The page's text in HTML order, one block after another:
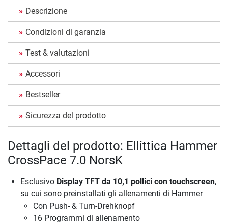
Descrizione
Condizioni di garanzia
Test & valutazioni
Accessori
Bestseller
Sicurezza del prodotto
Dettagli del prodotto: Ellittica Hammer
CrossPace 7.0 NorsK
Esclusivo Display TFT da 10,1 pollici con touchscreen,
su cui sono preinstallati gli allenamenti di Hammer
Con Push- & Turn-Drehknopf
16 Programmi di allenamento